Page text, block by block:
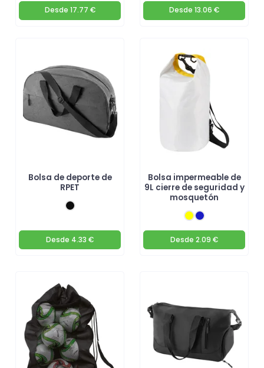
Desde 17.77 € Desde 13.06 €
Bolsa de deporte de
RPET
Desde 4.33 €
Bolsa impermeable de
9L cierre de seguridad y
mosquetón
Desde 2.09 €